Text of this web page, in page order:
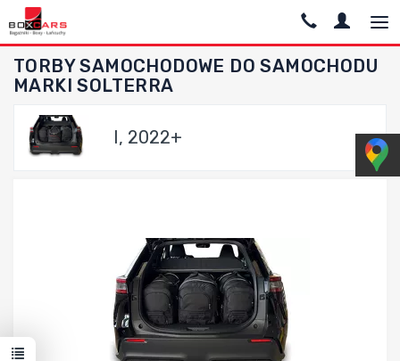
TORBY SAMOCHODOWE DO SAMOCHODU
MARKI SOLTERRA
I, 2022+